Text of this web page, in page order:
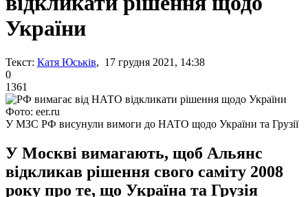
України
Текст: Катя Юськів, 17 грудня 2021, 14:38
0
1361
Фото: eer.ru
У МЗС РФ висунули вимоги до НАТО щодо України та Грузії
У Москві вимагають, щоб Альянс
відкликав рішення свого саміту 2008
року про те, що Україна та Грузія